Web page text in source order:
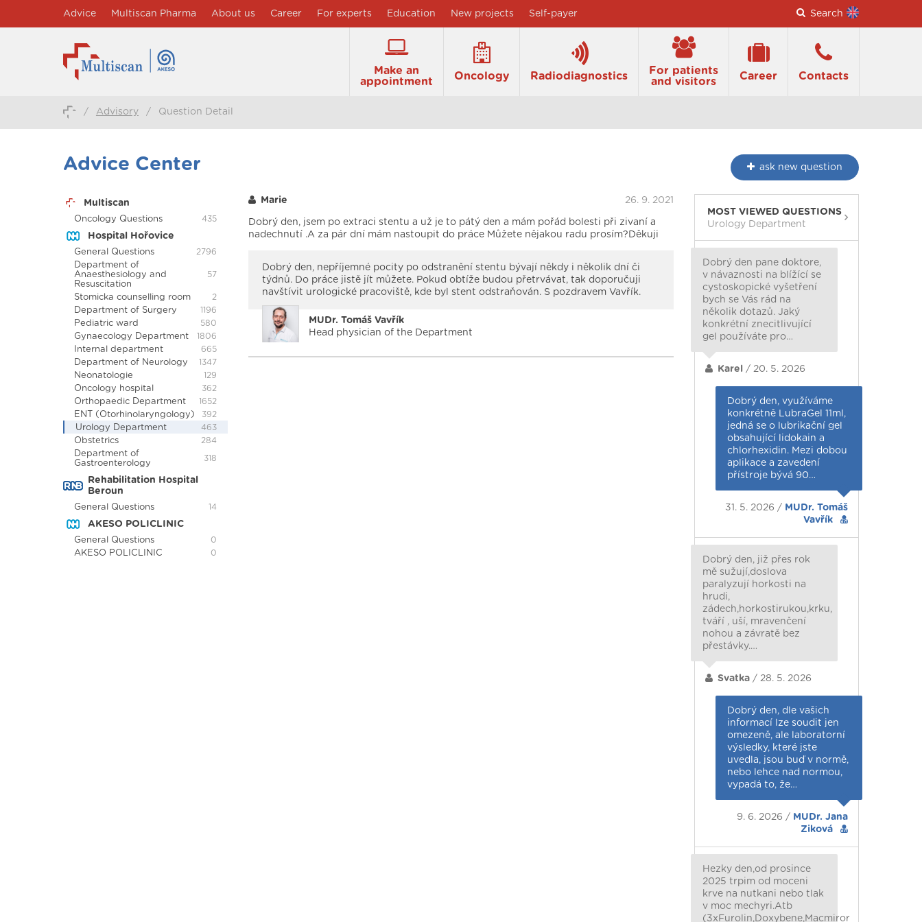
Advice Multiscan Pharma About us Career For experts Education New projects Self-payer Search
Make an
appointment
Oncology Radiodiagnostics
For patients
and visitors
Career Contacts
/ Advisory / Question Detail
Advice Center ask new question
Multiscan
Oncology Questions 435
Hospital Hořovice
General Questions 2796
Department of
Anaesthesiology and
Resuscitation
57
Stomicka counselling room 2
Department of Surgery 1196
Pediatric ward 580
Gynaecology Department 1806
Internal department 665
Department of Neurology 1347
Neonatologie 129
Oncology hospital 362
Orthopaedic Department 1652
ENT (Otorhinolaryngology) 392
Urology Department 463
Obstetrics 284
Department of
Gastroenterology
318
Rehabilitation Hospital
Beroun
General Questions 14
AKESO POLICLINIC
General Questions 0
AKESO POLICLINIC 0
Marie 26. 9. 2021
Dobrý den, jsem po extraci stentu a už je to pátý den a mám pořád bolesti při zivaní a
nadechnutí .A za pár dní mám nastoupit do práce Můžete nějakou radu prosím?Děkuji
Dobrý den, nepříjemné pocity po odstranění stentu bývají někdy i několik dní či
týdnů. Do práce jistě jít můžete. Pokud obtíže budou přetrvávat, tak doporučuji
navštívit urologické pracoviště, kde byl stent odstraňován. S pozdravem Vavřík.
MUDr. Tomáš Vavřík
Head physician of the Department
MOST VIEWED QUESTIONS
Urology Department
Dobrý den pane doktore,
v návaznosti na blížící se
cystoskopické vyšetření
bych se Vás rád na
několik dotazů. Jaký
konkrétní znecitlivující
gel používáte pro…
Karel / 20. 5. 2026
Dobrý den, využíváme
konkrétně LubraGel 11ml,
jedná se o lubrikační gel
obsahující lidokain a
chlorhexidin. Mezi dobou
aplikace a zavedení
přístroje bývá 90…
31. 5. 2026 / MUDr. Tomáš
Vavřík
Dobrý den, již přes rok
mě sužují,doslova
paralyzují horkosti na
hrudi,
zádech,horkostirukou,krku,
tváří , uší, mravenčení
nohou a závratě bez
přestávky.…
Svatka / 28. 5. 2026
Dobrý den, dle vašich
informací lze soudit jen
omezeně, ale laboratorní
výsledky, které jste
uvedla, jsou buď v normě,
nebo lehce nad normou,
vypadá to, že…
9. 6. 2026 / MUDr. Jana
Ziková
Hezky den,od prosince
2025 trpim od moceni
krve na nutkani nebo tlak
v moc mechyri.Atb
(3xFurolin,Doxybene,Macmiror